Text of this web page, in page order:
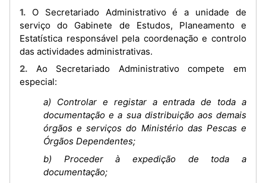
1. O Secretariado Administrativo é a unidade de
serviço do Gabinete de Estudos, Planeamento e
Estatística responsável pela coordenação e controlo
das actividades administrativas.
2. Ao Secretariado Administrativo compete em
especial:
a) Controlar e registar a entrada de toda a
documentação e a sua distribuição aos demais
órgãos e serviços do Ministério das Pescas e
Órgãos Dependentes;
b) Proceder à expedição de toda a
documentação;